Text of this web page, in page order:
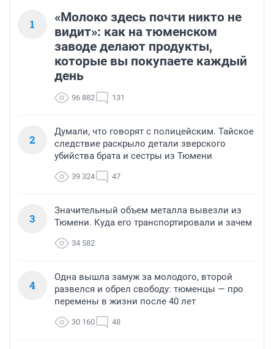
1
«Молоко здесь почти никто не
видит»: как на тюменском
заводе делают продукты,
которые вы покупаете каждый
день
96 882 131
2
Думали, что говорят с полицейским. Тайское
следствие раскрыло детали зверского
убийства брата и сестры из Тюмени
39 324 47
3
Значительный объем металла вывезли из
Тюмени. Куда его транспортировали и зачем
34 582
4
Одна вышла замуж за молодого, второй
развелся и обрел свободу: тюменцы — про
перемены в жизни после 40 лет
30 160 48